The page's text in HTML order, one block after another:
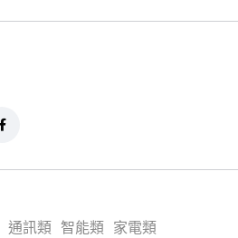
通訊類 智能類 家電類